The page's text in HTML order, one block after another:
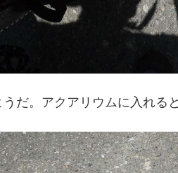
うだ。アクアリウムに入れる